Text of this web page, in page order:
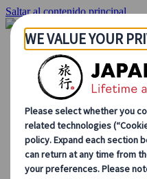
Saltar al contenido principal
Inicio
Viajes
Viajes a medida
Viajes de autor
Fly & Drive
Circuitos
Excursiones
Tours de grupo a
Japan Rail Pass
Cómo trabajamos
Sobre nosotros